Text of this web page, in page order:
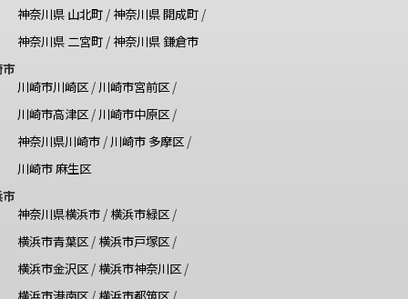
神奈川県 山北町/神奈川県 開成町/
神奈川県 二宮町/神奈川県 鎌倉市
川崎市川崎区/ 川崎市宮前区/
川崎市高津区/ 川崎市中原区/
神奈川県川崎市/ 川崎市 多摩区/
川崎市 麻生区
神奈川県横浜市/ 横浜市緑区/
横浜市青葉区/ 横浜市戸塚区/
横浜市金沢区/ 横浜市神奈川区/
横浜市港南区/ 横浜市都筑区/